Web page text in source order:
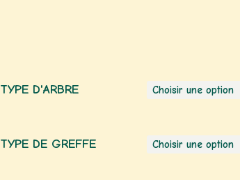
TYPE D'ARBRE
TYPE DE GREFFE